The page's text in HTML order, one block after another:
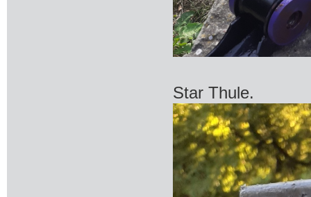
Star Thule.